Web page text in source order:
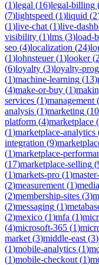
(1)legal (16)legal-billing
(7)lightspeed (1)liquid (2
(1)live-chat (1)live-
visibility (1)lms (3)load-
seo (4)localization (24)
(1)lohnsteuer(1)looker(2
(6)loyalty (3)loyalty-
(1)machine-learning (13)
(4)make-or-buy (1)
services (1)management (
analysis (1)marketing (10
platform (4)marketplace (
(1)marketplace-analytics
integration (9)
(1)marketplace-
(17)marketplace-selling (
(1)markets-pro (1)
(2)measurement (1)media
(2)membership-sites (3)
(2)messaging (1)
(2)mexico (1)mfa (1)
(4)microsoft-365 (1)
market (3)middle-east (3)
(1)mobile-analytics (1)
(1)mobile-checkout (1)